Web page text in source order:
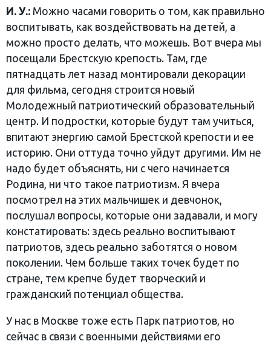
И. У.: Можно часами говорить о том, как правильно
воспитывать, как воздействовать на детей, а
можно просто делать, что можешь. Вот вчера мы
посещали Брестскую крепость. Там, где
пятнадцать лет назад монтировали декорации
для фильма, сегодня строится новый
Молодежный патриотический образовательный
центр. И подростки, которые будут там учиться,
впитают энергию самой Брестской крепости и ее
историю. Они оттуда точно уйдут другими. Им не
надо будет объяснять, ни с чего начинается
Родина, ни что такое патриотизм. Я вчера
посмотрел на этих мальчишек и девчонок,
послушал вопросы, которые они задавали, и могу
констатировать: здесь реально воспитывают
патриотов, здесь реально заботятся о новом
поколении. Чем больше таких точек будет по
стране, тем крепче будет творческий и
гражданский потенциал общества.
У нас в Москве тоже есть Парк патриотов, но
сейчас в связи с военными действиями его